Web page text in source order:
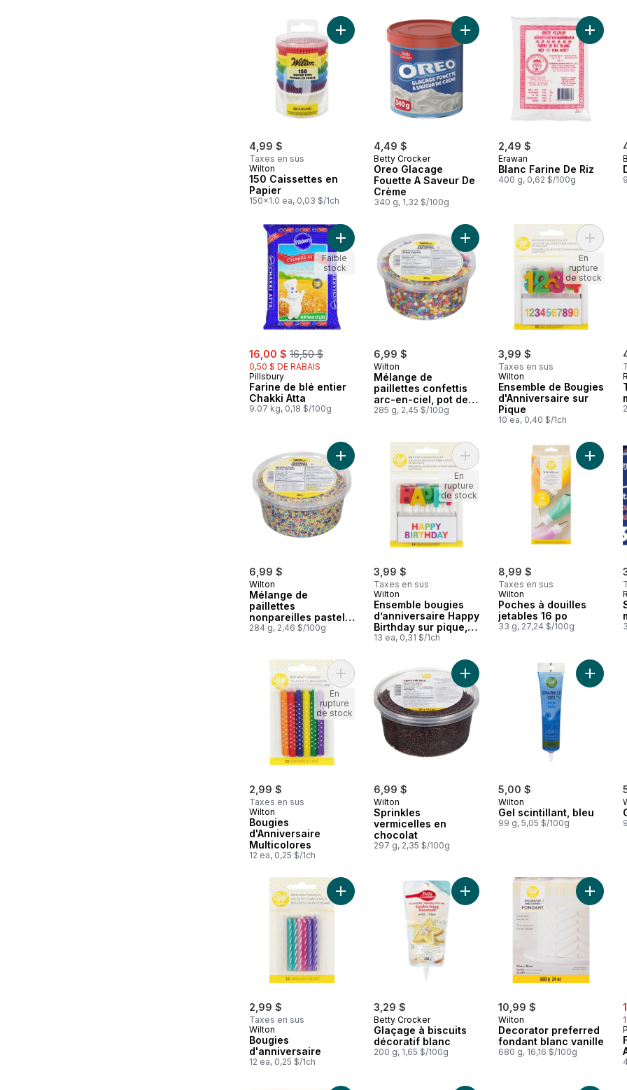
4,99 $
Taxes en sus
Wilton
150 Caissettes en
Papier
150x1.0 ea, 0,03 $/1ch
Ajouter 150 Caissettes en Papier au panier
4,49 $
Betty Crocker
Oreo Glacage
Fouette A Saveur De
Crème
340 g, 1,32 $/100g
Ajouter Oreo Glacage Fouette A
2,49 $
Erawan
Blanc Farine De Riz
400 g, 0,62 $/100g
Ajouter
sale:
16,00 $ , formerly:
16,50 $
0,50 $ DE RABAIS
Pillsbury
Farine de blé entier
Chakki Atta
9.07 kg, 0,18 $/100g
Ajouter Farine de blé entier Chakki Atta au panier
Faible
stock
6,99 $
Wilton
Mélange de
paillettes confettis
arc-en-ciel, pot de
10,05 oz
285 g, 2,45 $/100g
3,99 $
Taxes en sus
Wilton
Ensemble de Bougies
d'Anniversaire sur
Pique
10 ea, 0,40 $/1ch
Ajouter
En
rupture
de stock
6,99 $
Wilton
Mélange de
paillettes
nonpareilles pastel
vif, pot de 10 oz
284 g, 2,46 $/100g
Ajouter Mélange de paillettes nonpareilles pastel vif, pot de 10
3,99 $
Taxes en sus
Wilton
Ensemble bougies
d’anniversaire Happy
Birthday sur pique,
13 unités
13 ea, 0,31 $/1ch
Ajouter Ensemble bougies
En
rupture
de stock
8,99 $
Taxes en sus
Wilton
Poches à douilles
jetables 16 po
33 g, 27,24 $/100g
Ajouter
2,99 $
Taxes en sus
Wilton
Bougies
d'Anniversaire
Multicolores
12 ea, 0,25 $/1ch
Ajouter Bougies d'Anniversaire Multicolores au panier
En
rupture
de stock
6,99 $
Wilton
Sprinkles
vermicelles en
chocolat
297 g, 2,35 $/100g
Ajouter Sprinkles vermicelles en
5,00 $
Wilton
Gel scintillant, bleu
99 g, 5,05 $/100g
Ajouter
2,99 $
Taxes en sus
Wilton
Bougies
d'anniversaire
12 ea, 0,25 $/1ch
Ajouter Bougies d'anniversaire au panier
3,29 $
Betty Crocker
Glaçage à biscuits
décoratif blanc
200 g, 1,65 $/100g
Ajouter Glaçage à biscuits
10,99 $
Wilton
Decorator preferred
fondant blanc vanille
680 g, 16,16 $/100g
Ajouter